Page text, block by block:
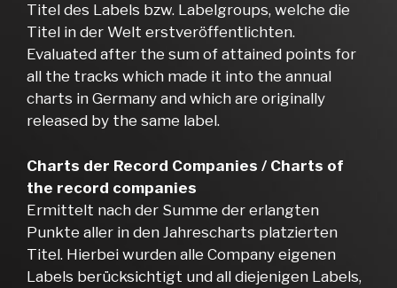
Titel des Labels bzw. Labelgroups, welche die
Titel in der Welt erstveröffentlichten.
Evaluated after the sum of attained points for
all the tracks which made it into the annual
charts in Germany and which are originally
released by the same label.
Charts der Record Companies / Charts of
the record companies
Ermittelt nach der Summe der erlangten
Punkte aller in den Jahrescharts platzierten
Titel. Hierbei wurden alle Company eigenen
Labels berücksichtigt und all diejenigen Labels,